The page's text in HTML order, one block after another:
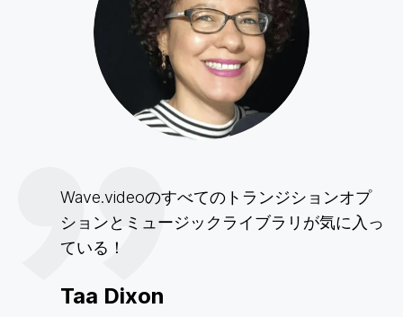
Wave.videoのすべてのトランジションオプ
ションとミュージックライブラリが気に入っ
ている！
Taa Dixon